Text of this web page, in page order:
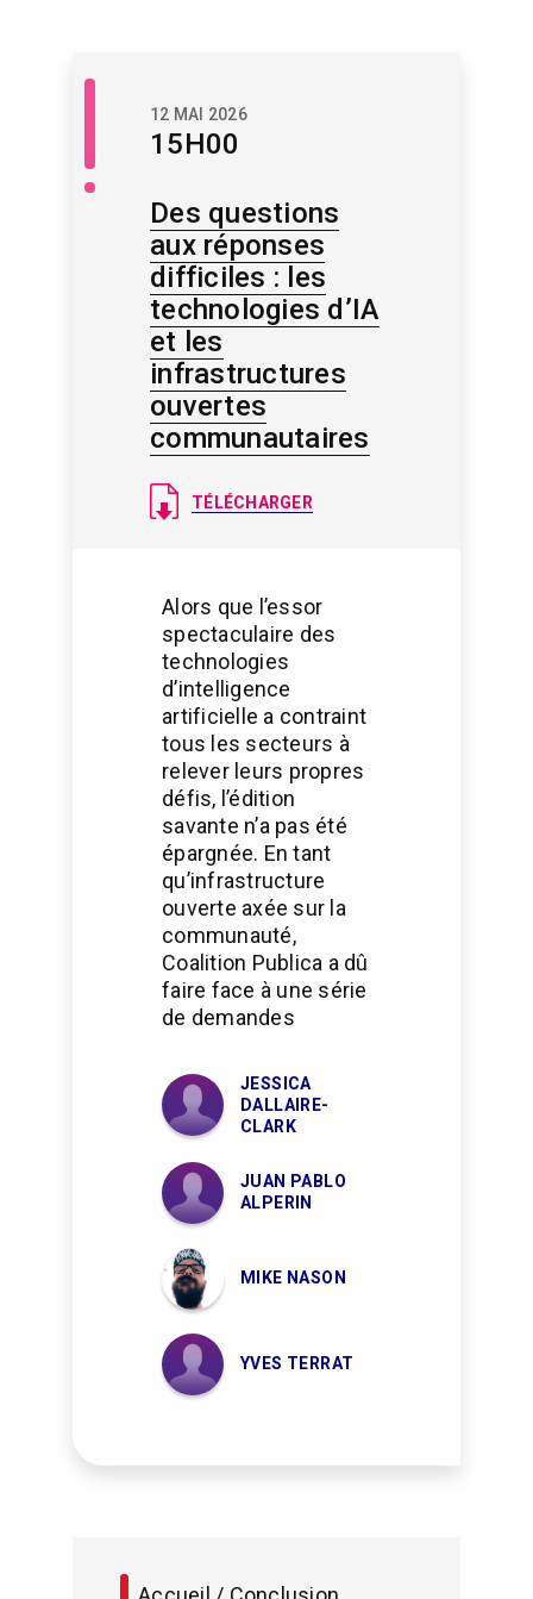
Savoir
12 MAI 2026
15H00
Des questions
aux réponses
difficiles : les
technologies d’IA
et les
infrastructures
ouvertes
communautaires
Document
TÉLÉCHARGER
Alors que l’essor
spectaculaire des
technologies
d’intelligence
artificielle a contraint
tous les secteurs à
relever leurs propres
défis, l’édition
savante n’a pas été
épargnée. En tant
qu’infrastructure
ouverte axée sur la
communauté,
Coalition Publica a dû
faire face à une série
de demandes
JESSICA
DALLAIRE-
CLARK
JUAN PABLO
ALPERIN
MIKE NASON
YVES TERRAT